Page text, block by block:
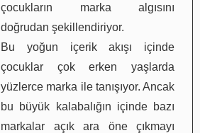
çocukların marka algısını
doğrudan şekillendiriyor.
Bu yoğun içerik akışı içinde
çocuklar çok erken yaşlarda
yüzlerce marka ile tanışıyor. Ancak
bu büyük kalabalığın içinde bazı
markalar açık ara öne çıkmayı